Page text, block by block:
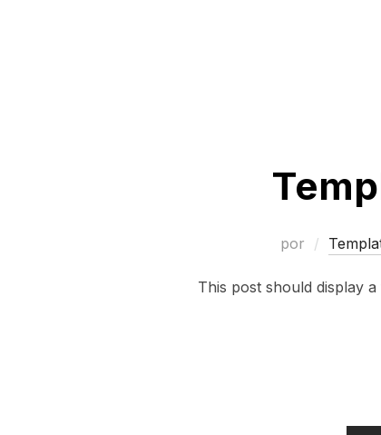
por
This post should display